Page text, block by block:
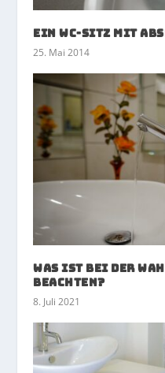
Ein WC-Sitz mit
25. Mai 2014
Was ist bei der
beachten?
8. Juli 2021